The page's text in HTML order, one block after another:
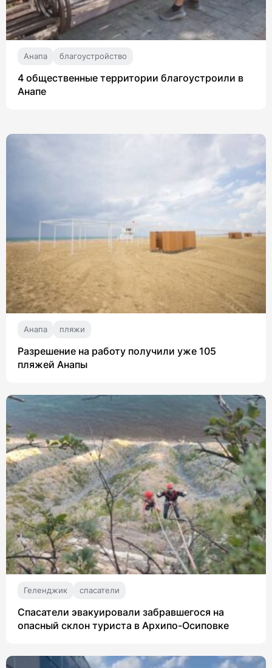
Анапа благоустройство
4 общественные территории благоустроили в
Анапе
Анапа пляжи
Разрешение на работу получили уже 105
пляжей Анапы
Геленджик спасатели
Спасатели эвакуировали забравшегося на
опасный склон туриста в Архипо-Осиповке